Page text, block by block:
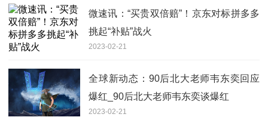
微速讯：“买贵双倍赔”！京东对标拼多多
挑起“补贴”战火
2023-02-21
全球新动态：90后北大老师韦东奕回应
爆红_90后北大老师韦东奕谈爆红
2023-02-21